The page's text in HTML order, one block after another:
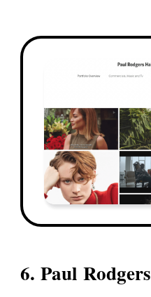
6. Paul Rodgers